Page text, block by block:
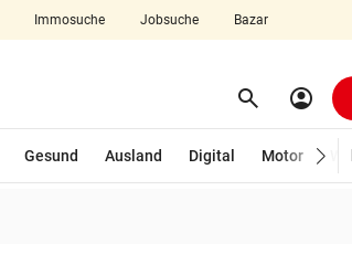
Immosuche Jobsuche Bazar
search Suchen
account_circle
Gesund Ausland Digital Motor